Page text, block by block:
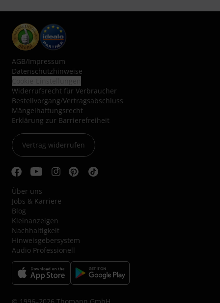
AGB/Impressum
Datenschutzhinweise
Widerrufsrecht für Verbraucher
Bestellvorgang/Vertragsabschluss
Mängelhaftungsrecht
Erklärung zur Barrierefreiheit
Vertrag widerrufen
Über uns
Jobs & Karriere
Blog
Kleinanzeigen
Nachhaltigkeit
Hinweisgebersystem
Audio Professionell